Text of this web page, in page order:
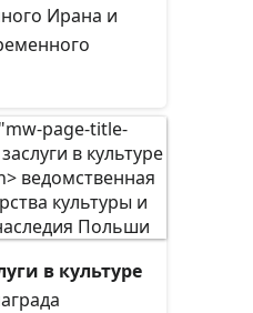
Ирана и
в культуре